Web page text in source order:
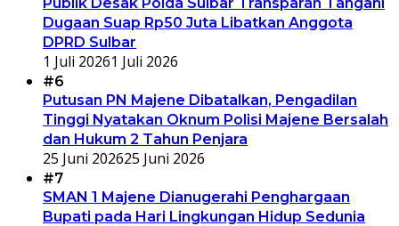
Dugaan Suap Rp50 Juta Libatkan Anggota
DPRD Sulbar
1 Juli 20261 Juli 2026
#6
Putusan PN Majene Dibatalkan, Pengadilan
Tinggi Nyatakan Oknum Polisi Majene Bersalah
dan Hukum 2 Tahun Penjara
25 Juni 202625 Juni 2026
#7
SMAN 1 Majene Dianugerahi Penghargaan
Bupati pada Hari Lingkungan Hidup Sedunia